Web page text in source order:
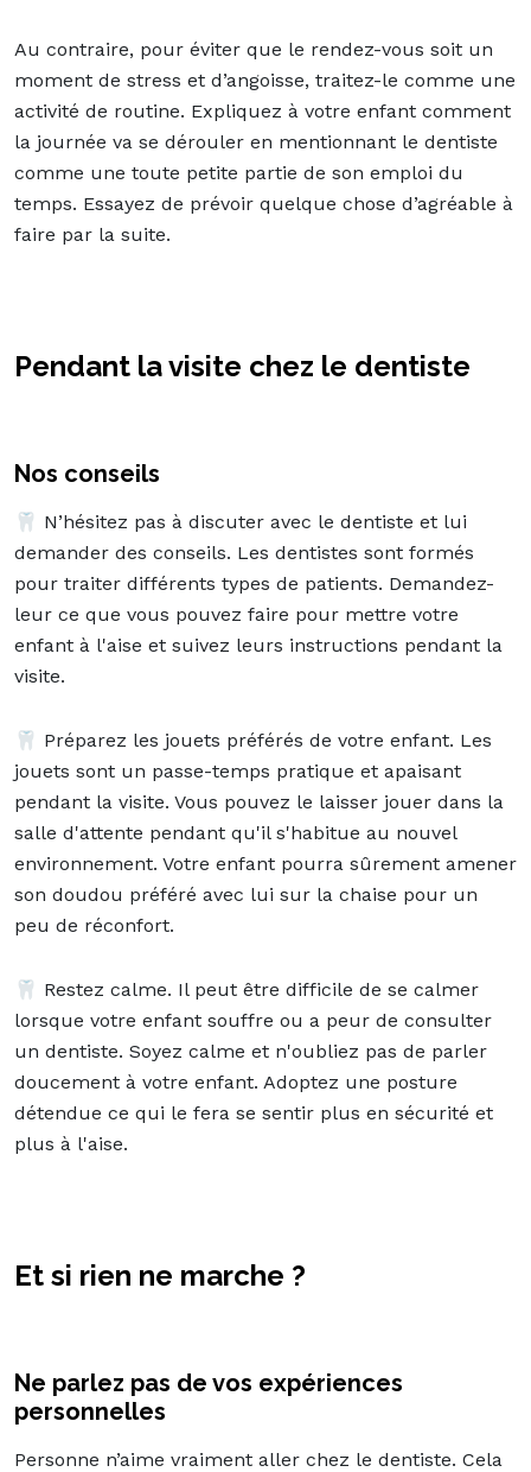
Au contraire, pour éviter que le rendez-vous soit un
moment de stress et d’angoisse, traitez-le comme une
activité de routine. Expliquez à votre enfant comment
la journée va se dérouler en mentionnant le dentiste
comme une toute petite partie de son emploi du
temps. Essayez de prévoir quelque chose d’agréable à
faire par la suite.
Pendant la visite chez le dentiste
Nos conseils
🦷 N’hésitez pas à discuter avec le dentiste et lui
demander des conseils. Les dentistes sont formés
pour traiter différents types de patients. Demandez-
leur ce que vous pouvez faire pour mettre votre
enfant à l'aise et suivez leurs instructions pendant la
visite.
🦷 Préparez les jouets préférés de votre enfant. Les
jouets sont un passe-temps pratique et apaisant
pendant la visite. Vous pouvez le laisser jouer dans la
salle d'attente pendant qu'il s'habitue au nouvel
environnement. Votre enfant pourra sûrement amener
son doudou préféré avec lui sur la chaise pour un
peu de réconfort.
🦷 Restez calme. Il peut être difficile de se calmer
lorsque votre enfant souffre ou a peur de consulter
un dentiste. Soyez calme et n'oubliez pas de parler
doucement à votre enfant. Adoptez une posture
détendue ce qui le fera se sentir plus en sécurité et
plus à l'aise.
Et si rien ne marche ?
Ne parlez pas de vos expériences
personnelles
Personne n’aime vraiment aller chez le dentiste. Cela